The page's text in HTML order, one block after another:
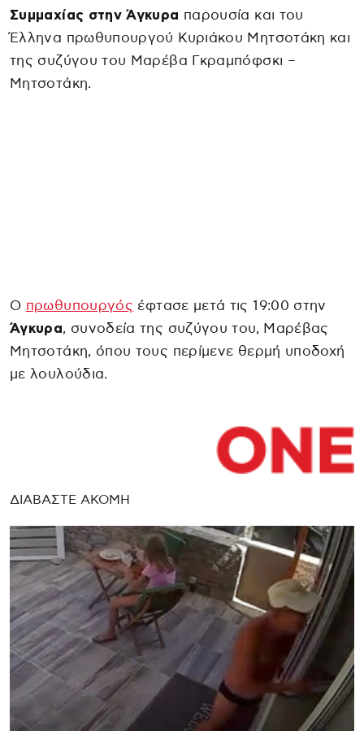
Συμμαχίας στην Άγκυρα παρουσία και του
Έλληνα πρωθυπουργού Κυριάκου Μητσοτάκη και
της συζύγου του Μαρέβα Γκραμπόφσκι –
Μητσοτάκη.
Ο πρωθυπουργός έφτασε μετά τις 19:00 στην
Άγκυρα, συνοδεία της συζύγου του, Μαρέβας
Μητσοτάκη, όπου τους περίμενε θερμή υποδοχή
με λουλούδια.
ΔΙΑΒΑΣΤΕ ΑΚΟΜΗ